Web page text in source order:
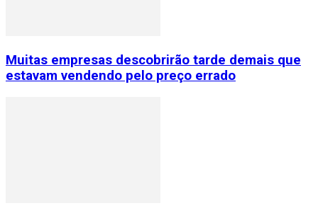
Muitas empresas descobrirão tarde demais que
estavam vendendo pelo preço errado